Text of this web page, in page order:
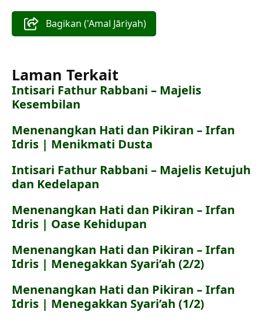
Bagikan ('Amal Jāriyah)
Laman Terkait
Intisari Fathur Rabbani – Majelis
Kesembilan
Menenangkan Hati dan Pikiran – Irfan
Idris | Menikmati Dusta
Intisari Fathur Rabbani – Majelis Ketujuh
dan Kedelapan
Menenangkan Hati dan Pikiran – Irfan
Idris | Oase Kehidupan
Menenangkan Hati dan Pikiran – Irfan
Idris | Menegakkan Syari’ah (2/2)
Menenangkan Hati dan Pikiran – Irfan
Idris | Menegakkan Syari’ah (1/2)